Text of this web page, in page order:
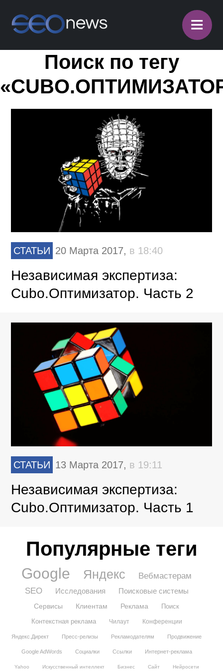
≡
Поиск по тегу
СТАТЬИ 20 Марта 2017, в 18:40
Независимая экспертиза:
Cubo.Оптимизатор. Часть 2
СТАТЬИ 13 Марта 2017, в 19:11
Независимая экспертиза:
Cubo.Оптимизатор. Часть 1
Популярные теги
Google Яндекс
Вебмастерам
SEO
Исследования Поисковые системы
Сервисы Клиентам Реклама
Поиск
Контекстная реклама
Чилаут Конференции
Яндекс.Директ Пресс-релизы Рекламодателям Продвижение
Google AdWords Социалки Ссылки Интернет-реклама
Yahoo Искусственный интеллект Бизнес Сайт Нейросети